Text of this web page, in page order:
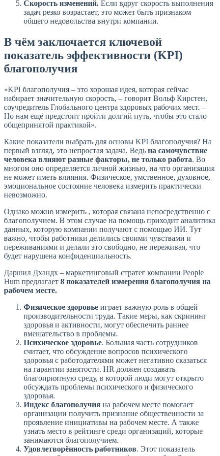
Скорость изменений. Если вдруг скорость выполнения
задач резко возрастает, это может быть признаком
общего недовольства внутри компании.
В чём заключается ключевой
показатель эффективности (KPI)
благополучия
«KPI благополучия – это хорошая идея, которая сейчас
набирает значительную скорость, – говорит Вольф Кирстен,
соучредитель Глобального центра здоровых рабочих мест. –
Но нам ещё предстоит пройти долгий путь, чтобы это стало
общепринятой практикой».
Какие показатели выбрать для основы KPI благополучия? На
первый взгляд, это непростая задача. Ведь на самочувствие
человека влияют разные факторы, не только работа. Во
многом оно определяется личной жизнью, на что организация
не может иметь влияния. Физическое, умственное, духовное,
эмоциональное состояние человека измерить практически
невозможно.
Однако можно измерить , которая связана непосредственно с
благополучием. В этом случае на помощь приходит аналитика
данных, которую компании получают с помощью ИИ. Тут
важно, чтобы работники делились своими чувствами и
переживаниями и делали это свободно, не переживая, что
будет нарушена конфиденциальность.
Даршил Дхандх – маркетинговый стратег компании People
Hum предлагает 8 показателей измерения благополучия на
рабочем месте.
Физическое здоровье играет важную роль в общей
производительности труда. Такие меры, как скрининг
здоровья и активности, могут обеспечить раннее
вмешательство в проблемы.
Психическое здоровье. Большая часть сотрудников
считает, что обсуждение вопросов психического
здоровья с работодателями может негативно сказаться
на гарантии занятости. HR должен создавать
благоприятную среду, в которой люди могут открыто
обсуждать проблемы психического и физического
здоровья.
Индекс благополучия на рабочем месте помогает
организации получить признание общественности за
проявление инициативы на рабочем месте. А также
узнать место в рейтинге среди организаций, которые
занимаются благополучием.
Удовлетворённость работников. ‍Этот показатель